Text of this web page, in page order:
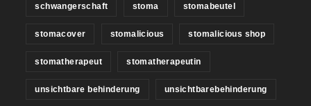
schwangerschaft stoma stomabeutel
stomacover stomalicious stomalicious shop
stomatherapeut stomatherapeutin
unsichtbare behinderung unsichtbarebehinderung